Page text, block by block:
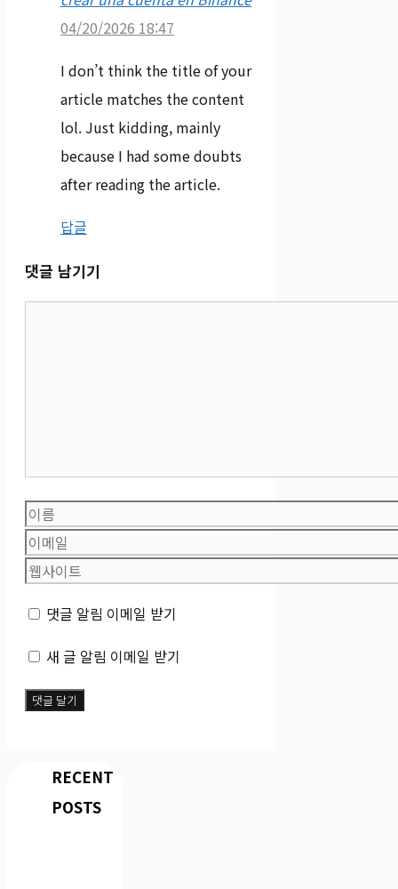
04/20/2026 18:47
I don’t think the title of your
article matches the content
lol. Just kidding, mainly
because I had some doubts
after reading the article.
답글
댓글 남기기
이
름
이
메
웹
이
트
댓글 알림 이메일 받기
새 글 알림 이메일 받기
RECENT
POSTS